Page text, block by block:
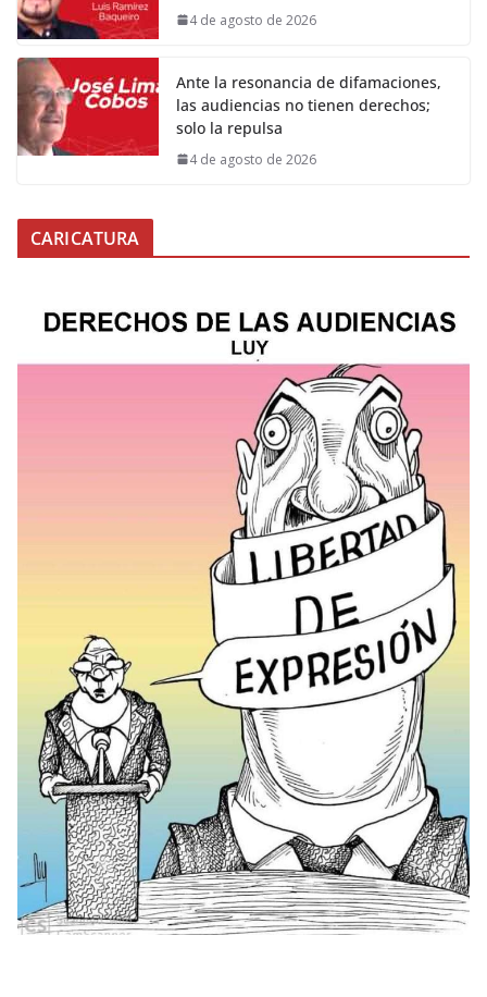
4 de agosto de 2026
Ante la resonancia de difamaciones,
las audiencias no tienen derechos;
solo la repulsa
4 de agosto de 2026
CARICATURA